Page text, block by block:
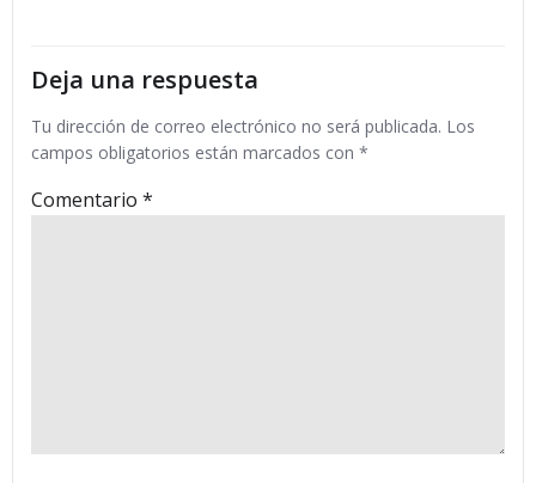
entradas
Deja una respuesta
Tu dirección de correo electrónico no será publicada. Los
campos obligatorios están marcados con *
Comentario *